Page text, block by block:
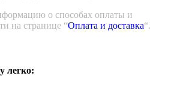
о способах оплаты и
на странице “Оплата и доставка“.
легко: